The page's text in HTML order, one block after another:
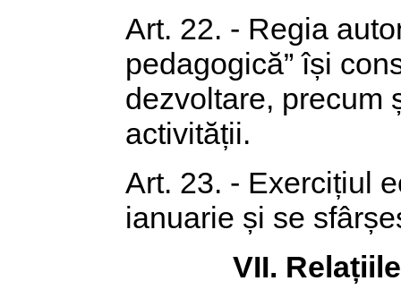
Art. 22. - Regia
pedagogică” își
dezvoltare, precum
activității.
Art. 23. - Exercițiul
ianuarie și se
VII.